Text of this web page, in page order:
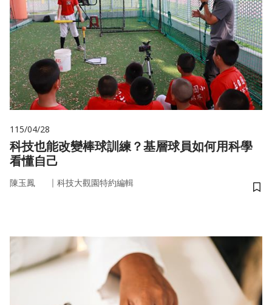
115/04/28
科技也能改變棒球訓練？基層球員如何用科學
看懂自己
陳玉鳳 ｜ 科技大觀園特約編輯
儲